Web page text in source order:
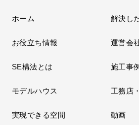
ホーム 解決し
お役立ち情報 運営会
SE構法とは 施工事
モデルハウス 工務店
実現できる空間 動画